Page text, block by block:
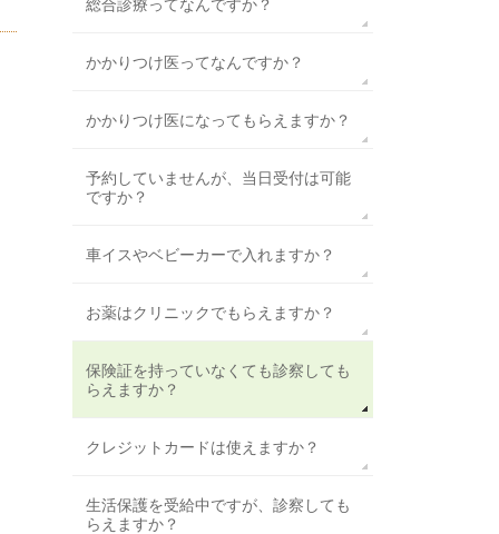
総合診療ってなんですか？
かかりつけ医ってなんですか？
かかりつけ医になってもらえますか？
予約していませんが、当日受付は可能
ですか？
車イスやベビーカーで入れますか？
お薬はクリニックでもらえますか？
保険証を持っていなくても診察しても
らえますか？
クレジットカードは使えますか？
生活保護を受給中ですが、診察しても
らえますか？